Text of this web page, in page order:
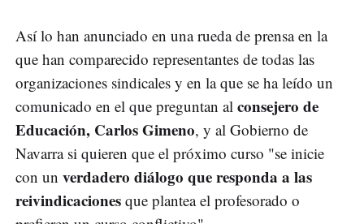
Así lo han anunciado en una rueda de prensa en la
que han comparecido representantes de todas las
organizaciones sindicales y en la que se ha leído un
comunicado en el que preguntan al consejero de
Educación, Carlos Gimeno, y al Gobierno de
Navarra si quieren que el próximo curso "se inicie
con un verdadero diálogo que responda a las
reivindicaciones que plantea el profesorado o